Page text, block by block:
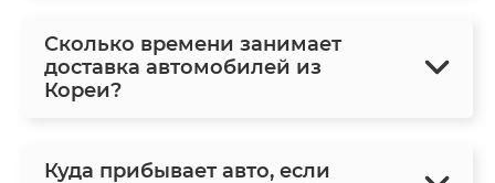
Сколько времени занимает
доставка автомобилей из
Кореи?
Куда прибывает авто, если